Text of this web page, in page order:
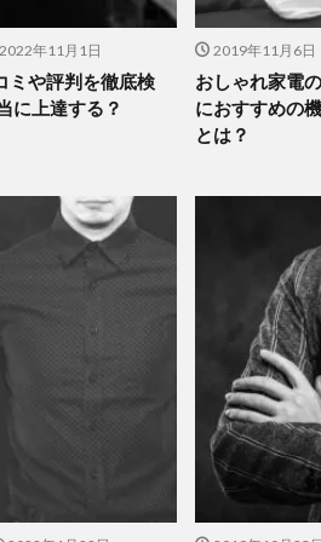
2022年11月1日
ミや評判を徹底検
に上達する？
2019年11月6日
おしゃれ家電
におすすめの
とは？